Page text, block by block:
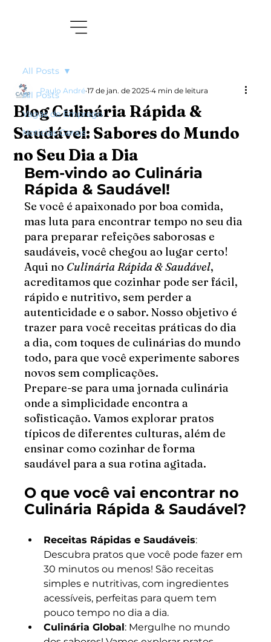
All Posts
Vagas de Emprego
Noticias Gerais
All Posts
Blog Culinária Rápida &
Saudável: Sabores do Mundo
no Seu Dia a Dia
Paulo André 17 de jan. de 2025 4 min de leitura
Bem-vindo ao Culinária
Rápida & Saudável!
Se você é apaixonado por boa comida,
mas luta para encontrar tempo no seu dia
para preparar refeições saborosas e
saudáveis, você chegou ao lugar certo!
Aqui no Culinária Rápida & Saudável,
acreditamos que cozinhar pode ser fácil,
rápido e nutritivo, sem perder a
autenticidade e o sabor. Nosso objetivo é
trazer para você receitas práticas do dia
a dia, com toques de culinárias do mundo
todo, para que você experimente sabores
novos sem complicações.
Prepare-se para uma jornada culinária
onde a simplicidade encontra a
sofisticação. Vamos explorar pratos
típicos de diferentes culturas, além de
ensinar como cozinhar de forma
saudável para a sua rotina agitada.
O que você vai encontrar no
Culinária Rápida & Saudável?
Receitas Rápidas e Saudáveis:
Descubra pratos que você pode fazer em
30 minutos ou menos! São receitas
simples e nutritivas, com ingredientes
acessíveis, perfeitas para quem tem
pouco tempo no dia a dia.
Culinária Global: Mergulhe no mundo